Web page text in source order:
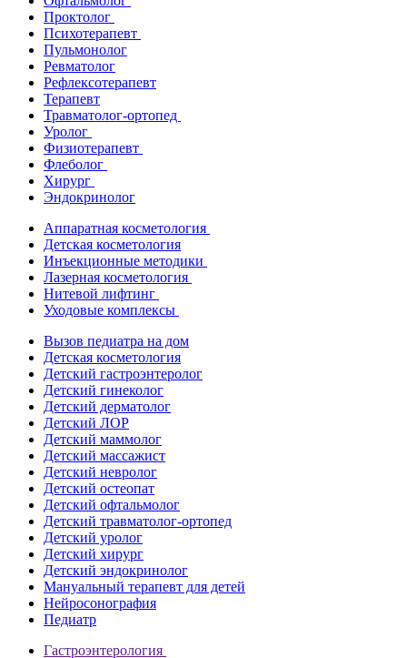
Проктолог
Психотерапевт
Пульмонолог
Ревматолог
Рефлексотерапевт
Терапевт
Травматолог-ортопед
Уролог
Физиотерапевт
Флеболог
Хирург
Эндокринолог
Аппаратная косметология
Детская косметология
Инъекционные методики
Лазерная косметология
Нитевой лифтинг
Уходовые комплексы
Вызов педиатра на дом
Детская косметология
Детский гастроэнтеролог
Детский гинеколог
Детский дерматолог
Детский ЛОР
Детский маммолог
Детский массажист
Детский невролог
Детский остеопат
Детский офтальмолог
Детский травматолог-ортопед
Детский уролог
Детский хирург
Детский эндокринолог
Мануальный терапевт для детей
Нейросонография
Педиатр
Гастроэнтерология